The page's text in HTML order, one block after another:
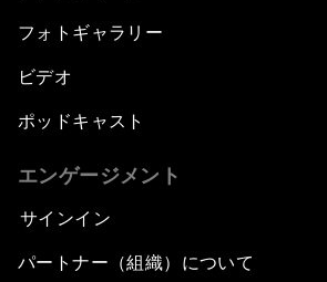
フォトギャラリー
ビデオ
ポッドキャスト
エンゲージメント
サインイン
パートナー（組織）について